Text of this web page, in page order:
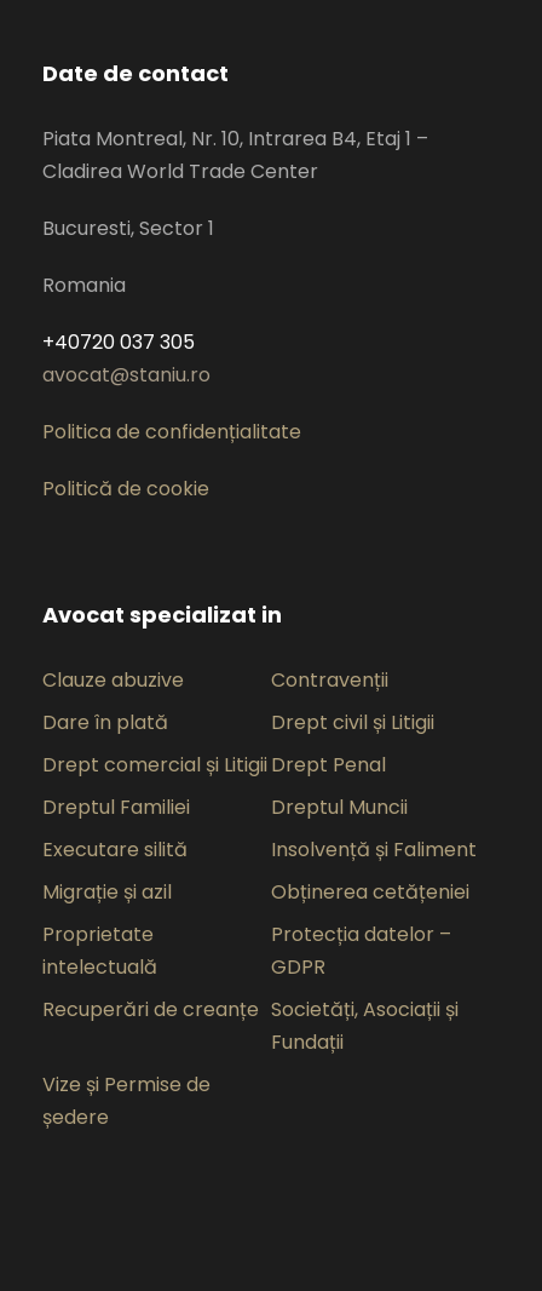
Date de contact
Piata Montreal, Nr. 10, Intrarea B4, Etaj 1 –
Cladirea World Trade Center
Bucuresti, Sector 1
Romania
+40720 037 305
avocat@staniu.ro
Politica de confidențialitate
Politică de cookie
Avocat specializat in
Clauze abuzive
Contravenții
Dare în plată
Drept civil și Litigii
Drept comercial și Litigii Drept Penal
Dreptul Familiei
Dreptul Muncii
Executare silită
Insolvență și Faliment
Migrație și azil
Obținerea cetățeniei
Proprietate
intelectuală
Protecția datelor –
GDPR
Recuperări de creanțe Societăți, Asociații și
Fundații
Vize și Permise de
ședere